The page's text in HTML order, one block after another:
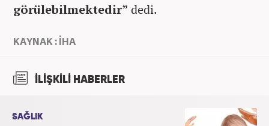
görülebilmektedir” dedi.
KAYNAK : İHA
İLİŞKİLİ HABERLER
SAĞLIK